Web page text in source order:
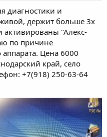
диагностики и
держит больше 3х
активированы "Алекс-
по причине
Цена 6000
край, село
+7(918) 250-63-64